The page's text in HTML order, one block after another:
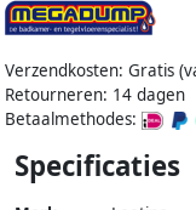
Verzendkosten: Gratis
Retourneren: 14 dagen
Betaalmethodes:
Specificaties